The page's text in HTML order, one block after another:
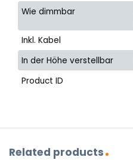
Wie dimmbar
Inkl. Kabel
In der Höhe verstellbar
Product ID
Related products